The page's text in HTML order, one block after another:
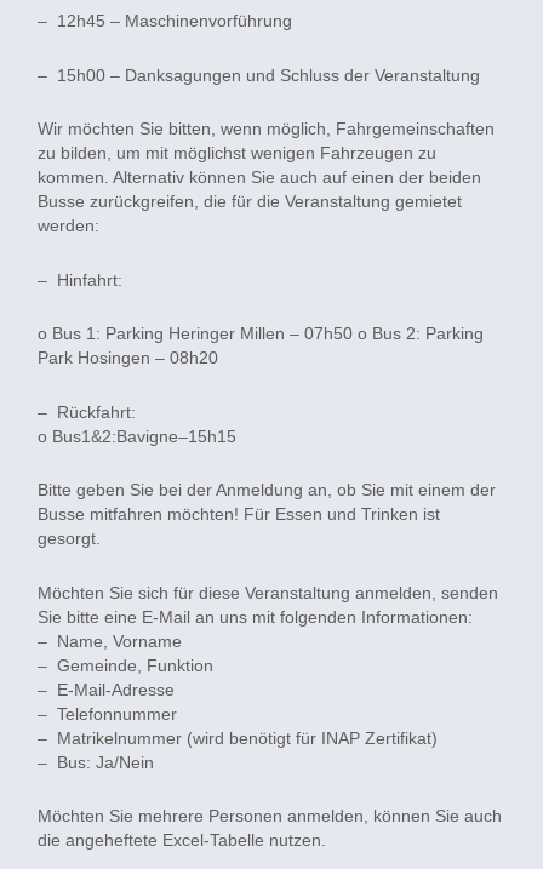
– 12h45 – Maschinenvorführung
– 15h00 – Danksagungen und Schluss der Veranstaltung
Wir möchten Sie bitten, wenn möglich, Fahrgemeinschaften
zu bilden, um mit möglichst wenigen Fahrzeugen zu
kommen. Alternativ können Sie auch auf einen der beiden
Busse zurückgreifen, die für die Veranstaltung gemietet
werden:
– Hinfahrt:
o Bus 1: Parking Heringer Millen – 07h50 o Bus 2: Parking
Park Hosingen – 08h20
– Rückfahrt:
o Bus1&2:Bavigne–15h15
Bitte geben Sie bei der Anmeldung an, ob Sie mit einem der
Busse mitfahren möchten! Für Essen und Trinken ist
gesorgt.
Möchten Sie sich für diese Veranstaltung anmelden, senden
Sie bitte eine E-Mail an uns mit folgenden Informationen:
– Name, Vorname
– Gemeinde, Funktion
– E-Mail-Adresse
– Telefonnummer
– Matrikelnummer (wird benötigt für INAP Zertifikat)
– Bus: Ja/Nein
Möchten Sie mehrere Personen anmelden, können Sie auch
die angeheftete Excel-Tabelle nutzen.